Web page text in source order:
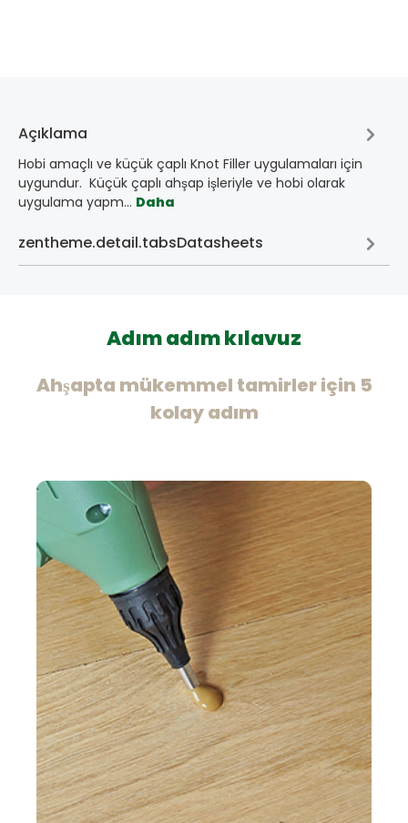
Açıklama
Hobi amaçlı ve küçük çaplı Knot Filler uygulamaları için
uygundur. Küçük çaplı ahşap işleriyle ve hobi olarak
uygulama yapm… Daha
zentheme.detail.tabsDatasheets
Adım adım kılavuz
Ahşapta mükemmel tamirler için 5
kolay adım